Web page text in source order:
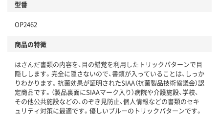
型番
OP2462
商品の特徴
はさんだ書類の内容を、目の錯覚を利用したトリックパターンで目
隠しします。完全に隠さないので、書類が入っていることは、しっか
りわかります。抗菌効果が証明されたSIAA（抗菌製品技術協議会）認
定商品です。（製品裏面にSIAAマーク入り）病院や介護施設、学校、
その他公共施設などの、のぞき見防止、個人情報などの書類のセキ
ュリティ対策に最適です。優しいブルーのトリックパターンです。